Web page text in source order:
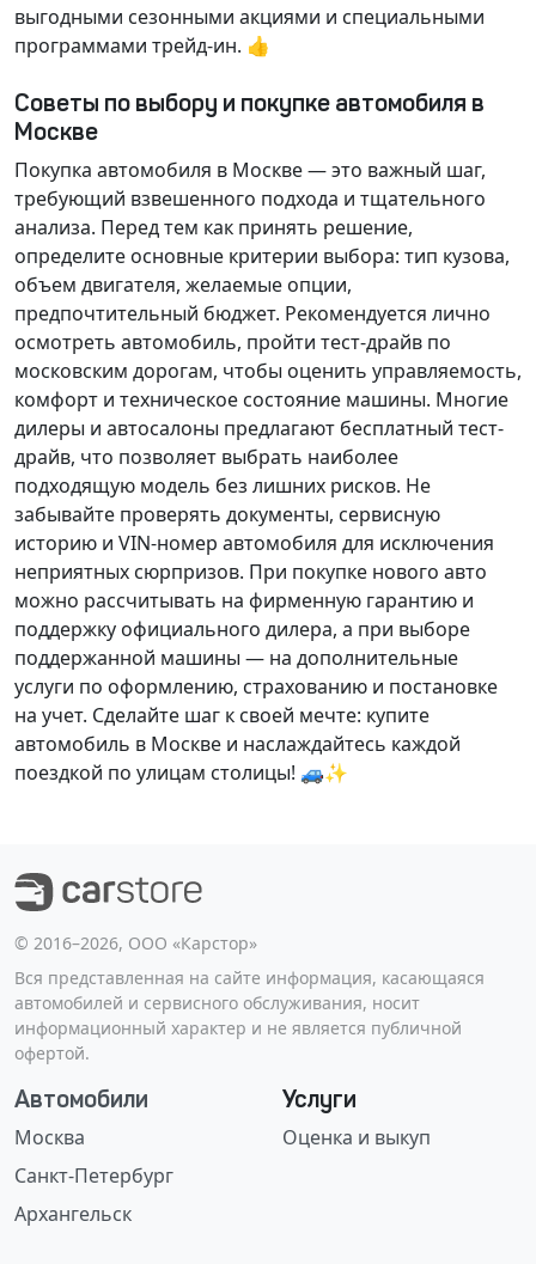
выгодными сезонными акциями и специальными
программами трейд-ин. 👍
Советы по выбору и покупке автомобиля в
Москве
Покупка автомобиля в Москве — это важный шаг,
требующий взвешенного подхода и тщательного
анализа. Перед тем как принять решение,
определите основные критерии выбора: тип кузова,
объем двигателя, желаемые опции,
предпочтительный бюджет. Рекомендуется лично
осмотреть автомобиль, пройти тест-драйв по
московским дорогам, чтобы оценить управляемость,
комфорт и техническое состояние машины. Многие
дилеры и автосалоны предлагают бесплатный тест-
драйв, что позволяет выбрать наиболее
подходящую модель без лишних рисков. Не
забывайте проверять документы, сервисную
историю и VIN-номер автомобиля для исключения
неприятных сюрпризов. При покупке нового авто
можно рассчитывать на фирменную гарантию и
поддержку официального дилера, а при выборе
поддержанной машины — на дополнительные
услуги по оформлению, страхованию и постановке
на учет. Сделайте шаг к своей мечте: купите
автомобиль в Москве и наслаждайтесь каждой
поездкой по улицам столицы! 🚙✨
©️ 2016–2026, ООО «Карстор»
Вся представленная на сайте информация, касающаяся
автомобилей и сервисного обслуживания, носит
информационный характер и не является публичной
офертой.
Автомобили
Москва
Санкт-Петербург
Архангельск
Услуги
Оценка и выкуп